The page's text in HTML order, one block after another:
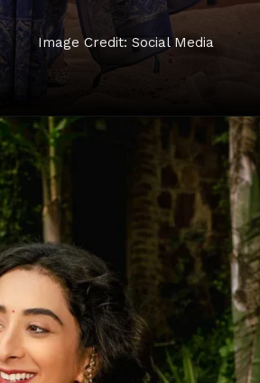
Image Credit: Social Media